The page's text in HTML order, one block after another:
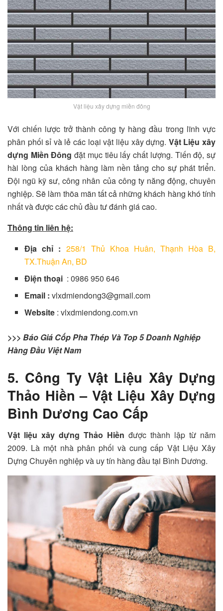
Vật liệu xây dựng miền đông
Với chiến lược trở thành công ty hàng đầu trong lĩnh vực
phân phối sỉ và lẻ các loại vật liệu xây dựng. Vật Liệu xây
dựng Miền Đôngđặt mục tiêu lấy chất lượng. Tiến độ, sự
hài lòng của khách hàng làm nền tảng cho sự phát triển.
Đội ngũ kỹ sư, công nhân của công ty năng động, chuyên
nghiệp. Sẽ làm thõa mãn tất cả những khách hàng khó tính
nhất và được các chủ đầu tư đánh giá cao.
Thông tin liên hệ:
Địa chỉ : 258/1 Thủ Khoa Huân, Thạnh Hòa B,
TX.Thuận An, BD
Điện thoại : 0986 950 646
Email : vlxdmiendong3@gmail.com
Website : vlxdmiendong.com.vn
>>> Báo Giá Cốp Pha Thép Và Top 5 Doanh Nghiệp
Hàng Đầu Việt Nam
5. Công Ty Vật Liệu Xây Dựng
Thảo Hiền – Vật Liệu Xây Dựng
Bình Dương Cao Cấp
Vật liệu xây dựng Thảo Hiền được thành lập từ năm
2009. Là một nhà phân phối và cung cấp Vật Liệu Xây
Dựng Chuyên nghiệp và uy tín hàng đầu tại Bình Dương.